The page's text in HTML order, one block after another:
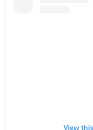
View